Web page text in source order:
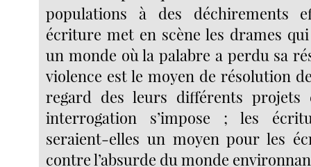
populations à des déchirements
écriture met en scène les drames
un monde où la palabre a perdu sa
violence est le moyen de résolution
regard des leurs différents projets
interrogation s’impose ; les
seraient-elles un moyen pour les
contre l’absurde du monde